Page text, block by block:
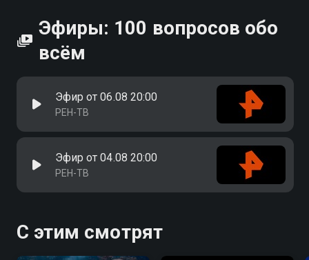
Эфиры: 100 вопросов обо
всём
Эфир от 06.08 20:00
РЕН-ТВ
Эфир от 04.08 20:00
РЕН-ТВ
С этим смотрят